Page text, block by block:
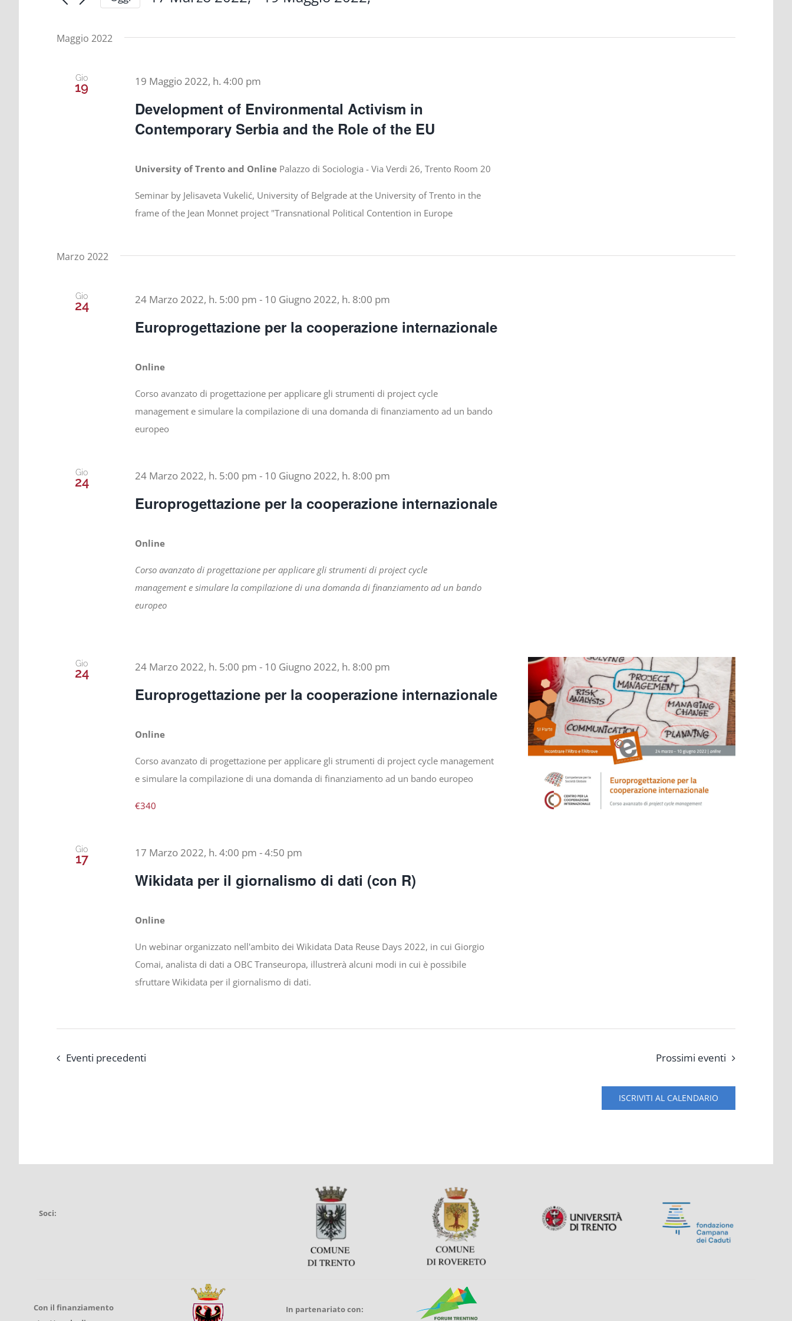
Navigazione
Cerca
per
Chiave.
data.
Maggio 2022
Gio
19
Development of Environmental Activism in
Contemporary Serbia and the Role of the EU
19 Maggio 2022, h. 4:00 pm
University of Trento and Online Palazzo di Sociologia - Via Verdi 26, Trento Room 20
Seminar by Jelisaveta Vukelić, University of Belgrade at the University of Trento in the
frame of the Jean Monnet project "Transnational Political Contention in Europe
Marzo 2022
Gio
24
Europrogettazione per la cooperazione internazionale
24 Marzo 2022, h. 5:00 pm - 10 Giugno 2022, h. 8:00 pm
Online
Corso avanzato di progettazione per applicare gli strumenti di project cycle
management e simulare la compilazione di una domanda di finanziamento ad un bando
europeo
Gio
24
Europrogettazione per la cooperazione internazionale
24 Marzo 2022, h. 5:00 pm - 10 Giugno 2022, h. 8:00 pm
Online
Corso avanzato di progettazione per applicare gli strumenti diproject cycle
managemente simulare la compilazione di una domanda di finanziamento ad un bando
europeo
Gio
24
Europrogettazione per la cooperazione internazionale
24 Marzo 2022, h. 5:00 pm - 10 Giugno 2022, h. 8:00 pm
Online
Corso avanzato di progettazione per applicare gli strumenti di project cycle management
e simulare la compilazione di una domanda di finanziamento ad un bando europeo
€340
Gio
17
Wikidata per il giornalismo di dati (con R)
17 Marzo 2022, h. 4:00 pm -4:50 pm
Online
Un webinar organizzato nell'ambito dei Wikidata Data Reuse Days 2022, in cui Giorgio
Comai, analista di dati a OBC Transeuropa, illustrerà alcuni modi in cui è possibile
sfruttare Wikidata per il giornalismo di dati.
Eventi precedenti Prossimi eventi
ISCRIVITI AL CALENDARIO
Soci:
Con il finanziamento
In partenariato con: